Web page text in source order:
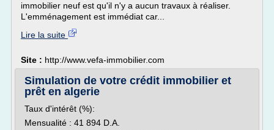
immobilier neuf est qu'il n'y a aucun travaux à réaliser.
L'emménagement est immédiat car...
Lire la suite
Site : http://www.vefa-immobilier.com
Simulation de votre crédit immobilier et
prêt en algerie
Taux d'intérêt (%):
Mensualité : 41 894 D.A.